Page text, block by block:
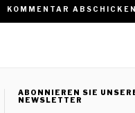
ABONNIEREN SIE
NEWSLETTER